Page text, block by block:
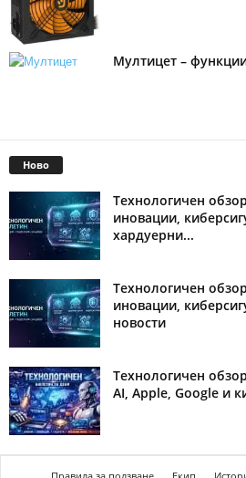
Мултицет –
Ново
Технологичен
иновации,
хардуерни...
Технологичен
иновации,
новости
Технологичен
AI, Apple, Google и